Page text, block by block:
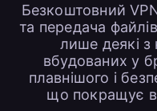
Безкоштовний
та передача
лише деякі з
вбудованих у
плавнішого і
що покращує